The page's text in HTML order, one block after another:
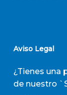
Aviso Legal
¿Tienes una
de nuestro